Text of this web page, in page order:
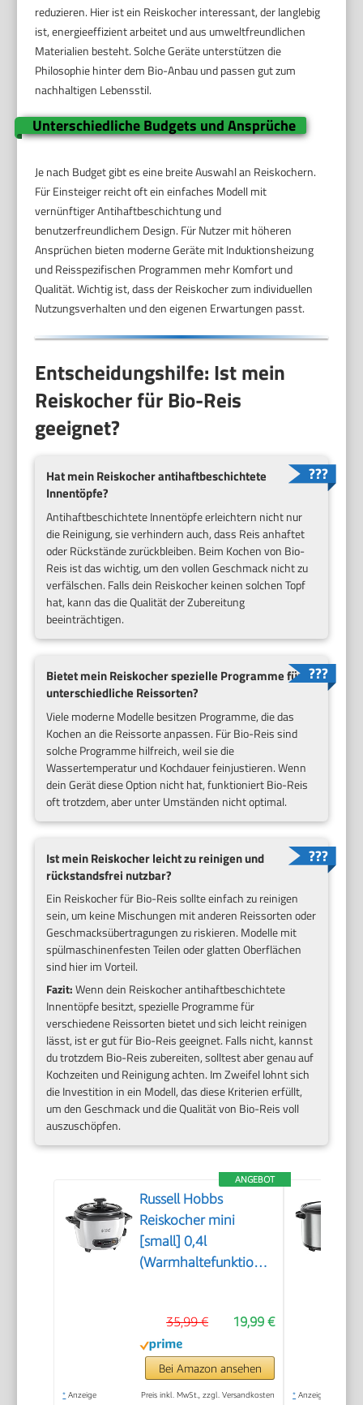
reduzieren. Hier ist ein Reiskocher interessant, der langlebig
ist, energieeffizient arbeitet und aus umweltfreundlichen
Materialien besteht. Solche Geräte unterstützen die
Philosophie hinter dem Bio-Anbau und passen gut zum
nachhaltigen Lebensstil.
Unterschiedliche Budgets und Ansprüche
Je nach Budget gibt es eine breite Auswahl an Reiskochern.
Für Einsteiger reicht oft ein einfaches Modell mit
vernünftiger Antihaftbeschichtung und
benutzerfreundlichem Design. Für Nutzer mit höheren
Ansprüchen bieten moderne Geräte mit Induktionsheizung
und Reisspezifischen Programmen mehr Komfort und
Qualität. Wichtig ist, dass der Reiskocher zum individuellen
Nutzungsverhalten und den eigenen Erwartungen passt.
Entscheidungshilfe: Ist mein
Reiskocher für Bio-Reis
geeignet?
Hat mein Reiskocher antihaftbeschichtete
Innentöpfe?
Antihaftbeschichtete Innentöpfe erleichtern nicht nur
die Reinigung, sie verhindern auch, dass Reis anhaftet
oder Rückstände zurückbleiben. Beim Kochen von Bio-
Reis ist das wichtig, um den vollen Geschmack nicht zu
verfälschen. Falls dein Reiskocher keinen solchen Topf
hat, kann das die Qualität der Zubereitung
beeinträchtigen.
Bietet mein Reiskocher spezielle Programme für
unterschiedliche Reissorten?
Viele moderne Modelle besitzen Programme, die das
Kochen an die Reissorte anpassen. Für Bio-Reis sind
solche Programme hilfreich, weil sie die
Wassertemperatur und Kochdauer feinjustieren. Wenn
dein Gerät diese Option nicht hat, funktioniert Bio-Reis
oft trotzdem, aber unter Umständen nicht optimal.
Ist mein Reiskocher leicht zu reinigen und
rückstandsfrei nutzbar?
Ein Reiskocher für Bio-Reis sollte einfach zu reinigen
sein, um keine Mischungen mit anderen Reissorten oder
Geschmacksübertragungen zu riskieren. Modelle mit
spülmaschinenfesten Teilen oder glatten Oberflächen
sind hier im Vorteil.
Fazit:Wenn dein Reiskocher antihaftbeschichtete
Innentöpfe besitzt, spezielle Programme für
verschiedene Reissorten bietet und sich leicht reinigen
lässt, ist er gut für Bio-Reis geeignet. Falls nicht, kannst
du trotzdem Bio-Reis zubereiten, solltest aber genau auf
Kochzeiten und Reinigung achten. Im Zweifel lohnt sich
die Investition in ein Modell, das diese Kriterien erfüllt,
um den Geschmack und die Qualität von Bio-Reis voll
auszuschöpfen.
ANGEBOT
Russell Hobbs
Reiskocher mini
[small] 0,4l
(Warmhaltefunktion,
Messbecher, ideal
auch für Quinoa &
Couscous,
Reiswärmer) 27020-
19,99 €
35,99 €
Bei Amazon ansehen
* Anzeige Preis inkl. MwSt., zzgl. Versandkosten * Anzeige